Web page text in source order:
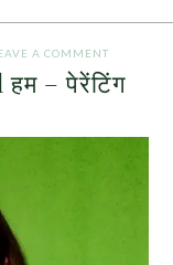
A COMMENT
– पेरेंटिंग